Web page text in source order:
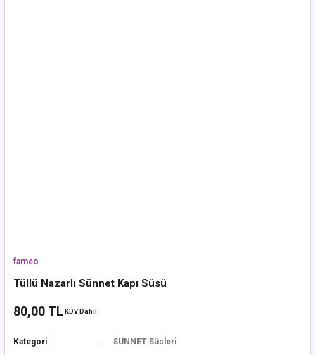
fameo
Tüllü Nazarlı Sünnet Kapı Süsü
80,00 TL KDV Dahil
Kategori SÜNNET Süsleri